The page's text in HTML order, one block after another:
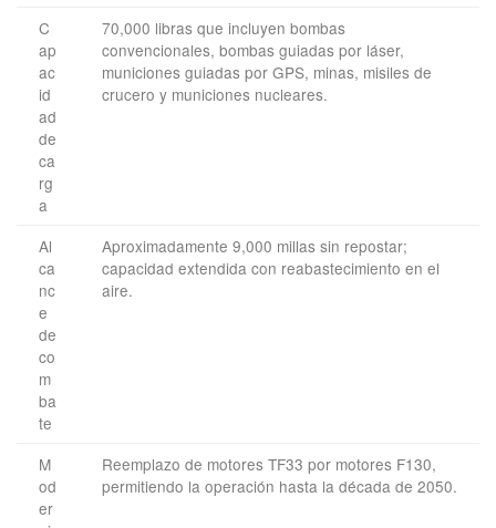
C
ap
ac
id
ad
de
ca
rg
a
70,000 libras que incluyen bombas
convencionales, bombas guiadas por láser,
municiones guiadas por GPS, minas, misiles de
crucero y municiones nucleares.
Al
ca
nc
e
de
co
m
ba
te
Aproximadamente 9,000 millas sin repostar;
capacidad extendida con reabastecimiento en el
aire.
M
od
er
Reemplazo de motores TF33 por motores F130,
permitiendo la operación hasta la década de 2050.